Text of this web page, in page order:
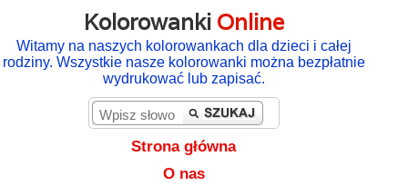
Kolorowanki Online
Witamy na naszych kolorowankach dla dzieci i całej
rodziny. Wszystkie nasze kolorowanki można bezpłatnie
wydrukować lub zapisać.
Strona główna
O nas